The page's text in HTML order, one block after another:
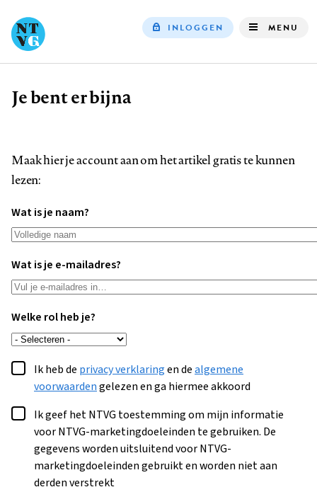
INLOGGEN MENU
Kruimelpad
Je bent er bijna
Maak hier je account aan om het artikel gratis te kunnen
lezen:
Wat is je naam?
Wat is je e-mailadres?
Welke rol heb je?
Ik heb de privacy verklaringen dealgemene
voorwaardengelezen en ga hiermee akkoord
Ik geef het NTVG toestemming om mijn informatie
voor NTVG-marketingdoeleinden te gebruiken. De
gegevens worden uitsluitend voor NTVG-
marketingdoeleinden gebruikt en worden niet aan
derden verstrekt